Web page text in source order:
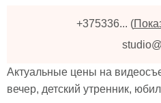
+375336... (
Актуальные цены на
вечер, детский утренник,